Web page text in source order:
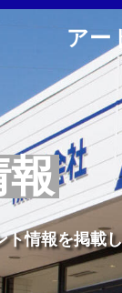
アー
情報を掲載し